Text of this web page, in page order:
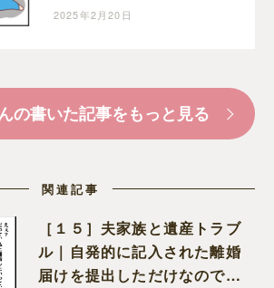
児漫画
2025年2月20日
の書いた記事をもっと見る
関連記事
［１５］夫家族と遺産トラブ
ル｜自発的に記入された離婚
届けを提出しただけなので、